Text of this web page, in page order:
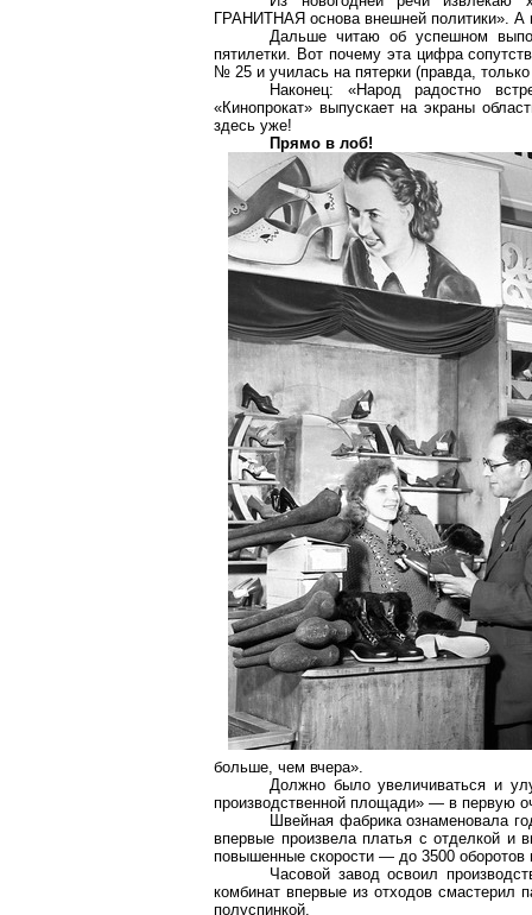
ГРАНИТНАЯ основа внешней политики».
Дальше читаю об успешном
пятилетки. Вот почему эта цифра
№ 25 и училась на пятерки (правда,
Наконец: «Народ радостно
«Кинопрокат» выпускает на экраны
здесь уже!
Прямо в лоб!
больше, чем вчера».
Должно было увеличиваться и
производственной площади» — в первую
Швейная фабрика ознаменовала
впервые произвела платья с отделкой
повышенные скорости — до 3500 оборотов
Часовой завод освоил
комбинат впервые из отходов
полуспинкой.